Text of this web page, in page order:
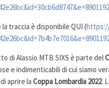
traccia è disponibile QUI (
di Alassio MTB SIXS è parte del
e indimenticabili di cui siamo
aprire la Coppa Lombardia 2022.